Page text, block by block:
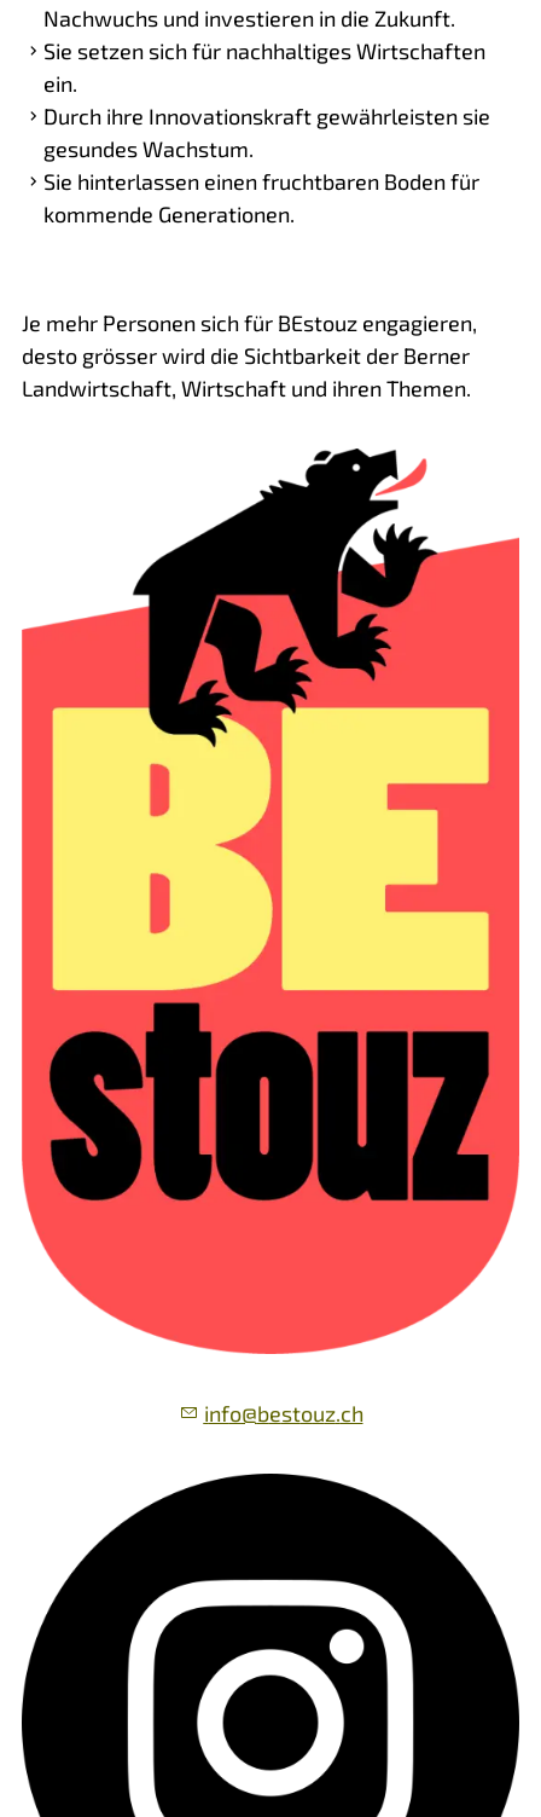
Nachwuchs und investieren in die Zukunft.
Sie setzen sich für nachhaltiges Wirtschaften
ein.
Durch ihre Innovationskraft gewährleisten sie
gesundes Wachstum.
Sie hinterlassen einen fruchtbaren Boden für
kommende Generationen.
Je mehr Personen sich für BEstouz engagieren,
desto grösser wird die Sichtbarkeit der Berner
Landwirtschaft, Wirtschaft und ihren Themen.
nf b st z ch